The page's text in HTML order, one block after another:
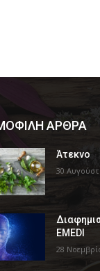
ΑΡΘΡΑ
Άτεκνο
30
EMEDI
28